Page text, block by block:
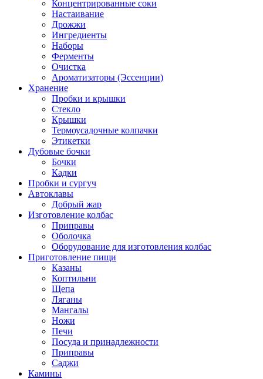
Концентрированные соки
Настаивание
Дрожжи
Ингредиенты
Наборы
Ферменты
Очистка
Ароматизаторы (Эссенции)
Хранение
Пробки и крышки
Стекло
Крышки
Термоусадочные колпачки
Этикетки
Дубовые бочки
Бочки
Кадки
Пробки и сургуч
Автоклавы
Добрый жар
Изготовление колбас
Приправы
Оболочка
Оборудование для изготовления колбас
Приготовление пищи
Казаны
Коптильни
Щепа
Ляганы
Мангалы
Ножи
Печи
Посуда и принадлежности
Приправы
Саджи
Камины